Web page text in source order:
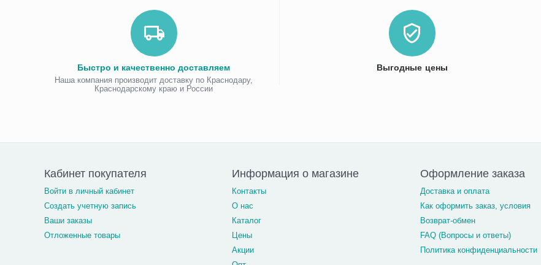
Быстро и качественно доставляем
Наша компания производит доставку по Краснодару,
Краснодарскому краю и России
Выгодные цены
Кабинет покупателя
Войти в личный кабинет
Создать учетную запись
Ваши заказы
Отложенные товары
Информация о магазине
Контакты
О нас
Каталог
Цены
Акции
Оформление заказа
Доставка и оплата
Как оформить заказ, условия
Возврат-обмен
FAQ (Вопросы и ответы)
Политика конфиденциальности